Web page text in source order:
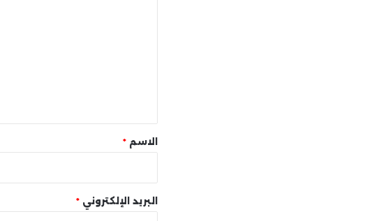
* الاسم *
البريد الإلكتروني *